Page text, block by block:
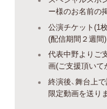
ー様のお名前の
公演チケット(1
(配信期間２週間
代表中野よりご
画(ご支援頂い
終演後、舞台上
限定動画を送り